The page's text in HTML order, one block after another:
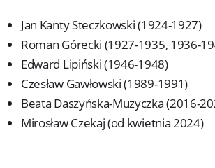
Jan Kanty Steczkowski (1924-1927)
Roman Górecki (1927-1935, 1936-
Edward Lipiński (1946-1948)
Czesław Gawłowski (1989-1991)
Beata Daszyńska-Muzyczka (2016-
Mirosław Czekaj (od kwietnia 2024)